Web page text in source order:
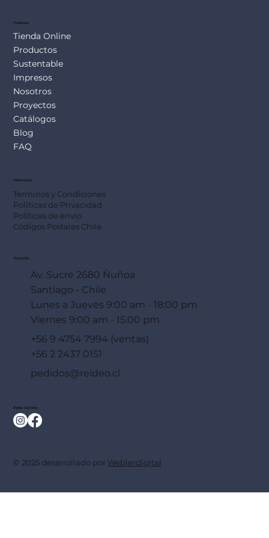
Productos
Tienda Online
Productos
Sustentable
Impresos
Nosotros
Proyectos
Catálogos
Blog
FAQ
Información
Terminos y Condiciones
Políticas de Privacidad
Políticas de envío
Códigos Postales Chile
Dirección
Av. Sucre 2680 Ñuñoa
Santiago - Chile
Lunes a Jueves 9:00 am - 18:00 pm
Viernes 9:00 am - 15:00 pm
+56 9 4754 7994 (ventas)
+56 2 2437 0151
pedidos@reideo.cl
Redes Sociales
© 2025 desarrollado por Weblerdigital